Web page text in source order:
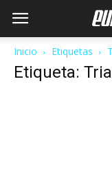
Inicio Etiquetas
Etiqueta: